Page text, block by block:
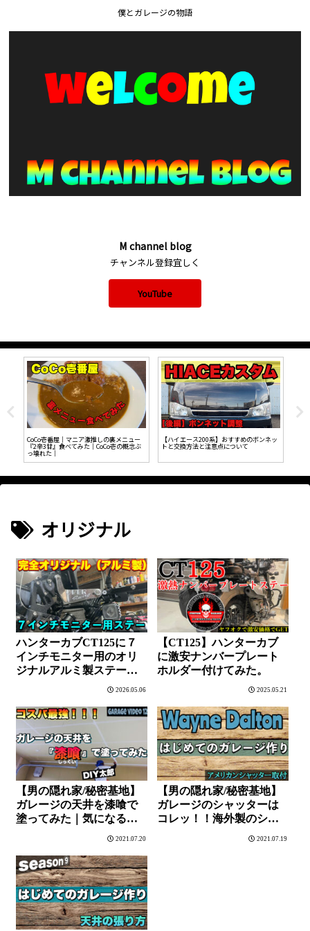
僕とガレージの物語
M channel blog
チャンネル登録宜しく
YouTube
CoCo壱番屋｜マニア激推しの裏メニュー
『2辛3甘』食べてみた｜CoCo壱の概念ぶ
っ壊れた｜
【ハイエース200系】おすすめのボンネッ
トと交換方法と注意点について
オリジナル
ハンターカブCT125に７
インチモニター用のオリ
ジナルアルミ製ステーを
2026.05.06
【CT125】ハンターカブ
に激安ナンバープレート
ホルダー付けてみた。
2025.05.21
【男の隠れ家/秘密基地】
ガレージの天井を漆喰で
塗ってみた｜気になる仕
上がり具合はどんな感
2021.07.20
【男の隠れ家/秘密基地】
ガレージのシャッターは
コレッ！！海外製のシャ
ッターカッコ良すぎぃぃ
2021.07.19